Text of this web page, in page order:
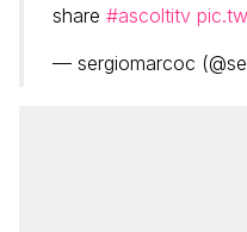
share #ascoltitv
— sergiomarcoc